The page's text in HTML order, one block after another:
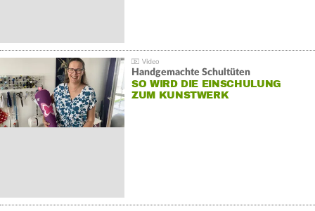
Handgemachte Schultüten
SO WIRD DIE EINSCHULUNG
ZUM KUNSTWERK